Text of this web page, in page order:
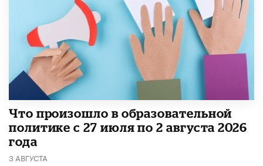
​Что произошло в образовательной
политике с 27 июля по 2 августа 2026
года
3 АВГУСТА